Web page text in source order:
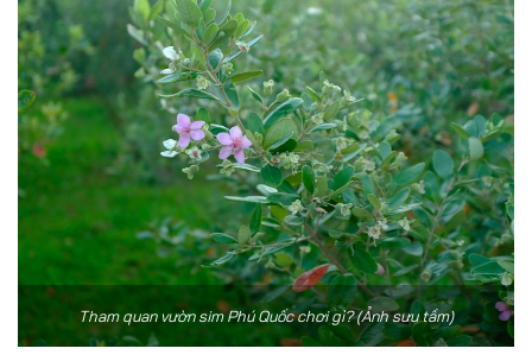
Tham quan vườn sim Phú Quốc chơi gì? (Ảnh sưu tầm)